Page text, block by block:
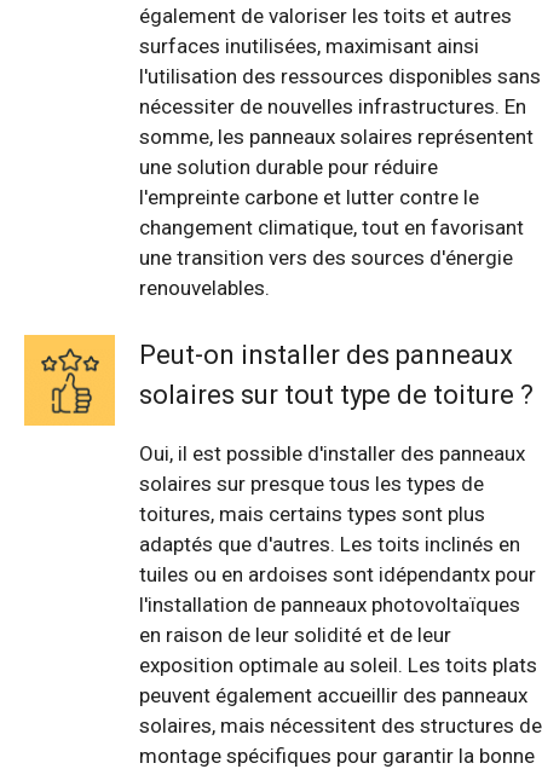
également de valoriser les toits et autres
surfaces inutilisées, maximisant ainsi
l'utilisation des ressources disponibles sans
nécessiter de nouvelles infrastructures. En
somme, les panneaux solaires représentent
une solution durable pour réduire
l'empreinte carbone et lutter contre le
changement climatique, tout en favorisant
une transition vers des sources d'énergie
renouvelables.
Peut-on installer des panneaux
solaires sur tout type de toiture ?
Oui, il est possible d'installer des panneaux
solaires sur presque tous les types de
toitures, mais certains types sont plus
adaptés que d'autres. Les toits inclinés en
tuiles ou en ardoises sont idépendantx pour
l'installation de panneaux photovoltaïques
en raison de leur solidité et de leur
exposition optimale au soleil. Les toits plats
peuvent également accueillir des panneaux
solaires, mais nécessitent des structures de
montage spécifiques pour garantir la bonne